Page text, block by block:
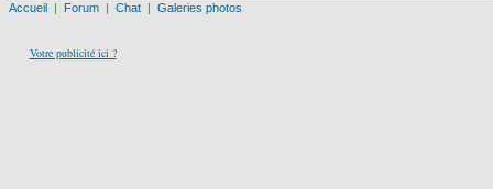
Accueil | Forum | Chat | Galeries photos
Votre publicité ici ?